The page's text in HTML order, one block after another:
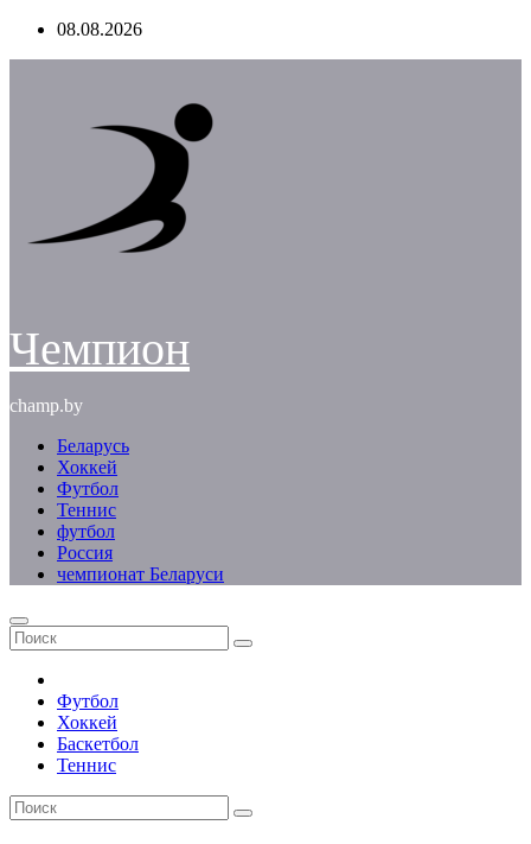
Перейти08.08.2026
Чемпион
champ.by
Беларусь
Хоккей
Футбол
Теннис
футбол
Россия
чемпионат Беларуси
Футбол
Хоккей
Баскетбол
Теннис